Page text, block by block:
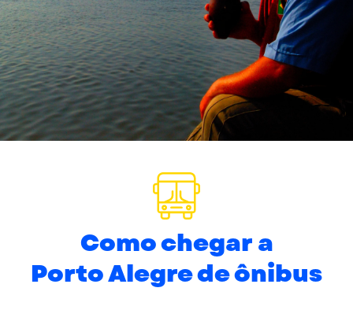
Como chegar a
Porto Alegre de ônibus